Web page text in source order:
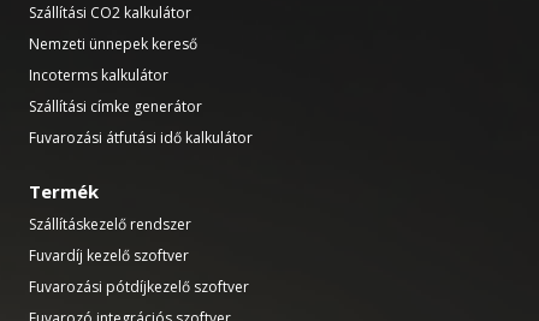
Szállítási CO2 kalkulátor
Nemzeti ünnepek kereső
Incoterms kalkulátor
Szállítási címke generátor
Fuvarozási átfutási idő kalkulátor
Termék
Szállításkezelő rendszer
Fuvardíj kezelő szoftver
Fuvarozási pótdíjkezelő szoftver